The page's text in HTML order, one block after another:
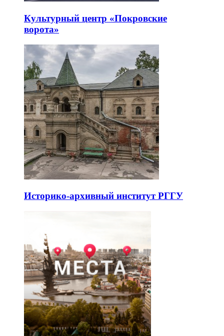
Культурный центр «Покровские
ворота»
Историко-архивный институт РГГУ